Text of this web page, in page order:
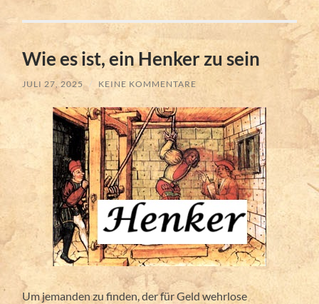
Wie es ist, ein Henker zu sein
JULI 27, 2025 / KEINE KOMMENTARE
Um jemanden zu finden, der für Geld wehrlose